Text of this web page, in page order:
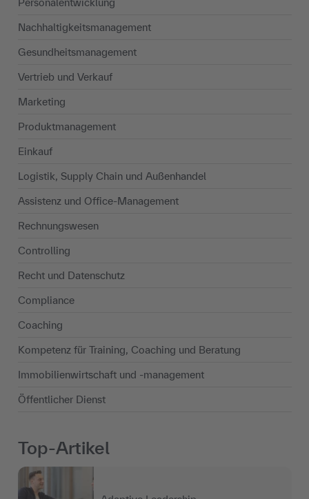
Personalentwicklung
Nachhaltigkeits­management
Gesundheitsmanagement
Vertrieb und Verkauf
Marketing
Produktmanagement
Einkauf
Logistik, Supply Chain und Außenhandel
Assistenz und Office-Management
Rechnungswesen
Controlling
Recht und Datenschutz
Compliance
Coaching
Kompetenz für Training, Coaching und Beratung
Immobilienwirtschaft und -management
Öffentlicher Dienst
Top-Artikel